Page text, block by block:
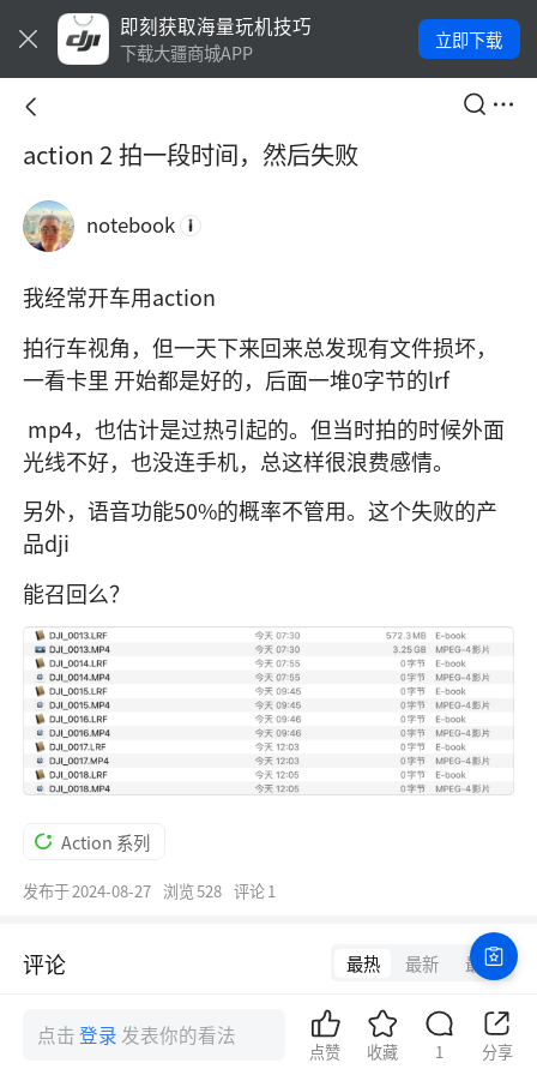
即刻获取海量玩机技巧
下载大疆商城APP
立即下载
action 2 拍一段时间，然后失败
notebook
我经常开车用action
拍行车视角，但一天下来回来总发现有文件损坏，
一看卡里 开始都是好的，后面一堆0字节的lrf
光线不好，也没连手机，总这样很浪费感情。
另外，语音功能50%的概率不管用。这个失败的产
品dji
能召回么？
Action 系列
发布于2024-08-27 浏览528 评论1
评论 最热 最新 最早
点击登录 发表你的看法
点赞 收藏 1 分享